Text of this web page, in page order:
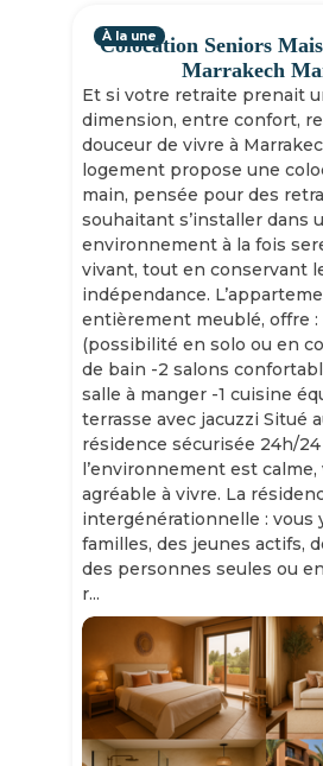
Colocation Seniors
Marrakech
Et si votre retraite prenait
dimension, entre confort,
douceur de vivre à
logement propose une
main, pensée pour des
souhaitant s’installer dans
environnement à la fois
vivant, tout en conservant
indépendance.
entièrement meublé, offre :
(possibilité en solo ou en
de bain -2 salons
salle à manger -1 cuisine
terrasse avec jacuzzi Situé
résidence sécurisée 24h/24
l’environnement est
agréable à vivre. La
intergénérationnelle : vous
familles, des jeunes actifs,
des personnes seules ou
r...
À la une
Slide 1 of 11